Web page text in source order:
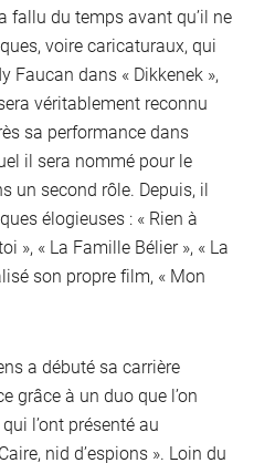
fallu du temps avant qu’il ne
voire caricaturaux, qui
Faucan dans « Dikkenek »,
véritablement reconnu
sa performance dans
il sera nommé pour le
un second rôle. Depuis, il
élogieuses : « Rien à
», « La Famille Bélier », « La
son propre film, « Mon
a débuté sa carrière
grâce à un duo que l’on
l’ont présenté au
nid d’espions ». Loin du